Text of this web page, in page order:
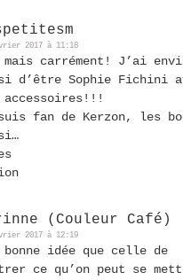
2017 à 11:18
mais carrément! J’ai
d’être Sophie Fichini
accessoires!!!
fan de Kerzon, les
(Couleur Café)
2017 à 12:19
bonne idée que celle de
ce qu’on peut se